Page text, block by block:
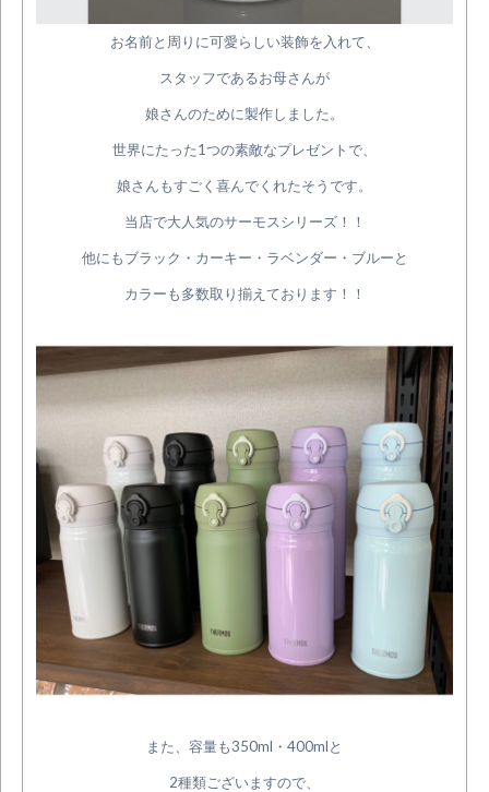
お名前と周りに可愛らしい装飾を入れて、
スタッフであるお母さんが
娘さんのために製作しました。
世界にたった1つの素敵なプレゼントで、
娘さんもすごく喜んでくれたそうです。
当店で大人気のサーモスシリーズ！！
他にもブラック・カーキー・ラベンダー・ブルーと
カラーも多数取り揃えております！！
また、容量も350ml・400mlと
2種類ございますので、